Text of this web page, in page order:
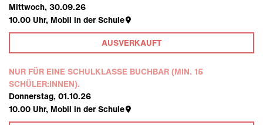
Mittwoch, 30.09.26
10.00 Uhr, Mobil in der Schule
AUSVERKAUFT
NUR FÜR EINE SCHULKLASSE BUCHBAR (MIN. 15
SCHÜLER:INNEN).
Donnerstag, 01.10.26
10.00 Uhr, Mobil in der Schule